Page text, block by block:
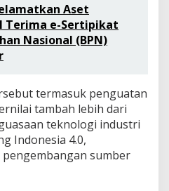
Aset
Terima e-Sertipikat
Nasional (BPN)
termasuk penguatan
tambah lebih dari
teknologi industri
Indonesia 4.0,
sumber